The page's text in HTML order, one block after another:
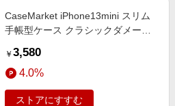
CaseMarket iPhone13mini スリム
手帳型ケース クラシックダメージ
BCM2S2092-78
￥ 3,580
4.0%
ストアにすすむ